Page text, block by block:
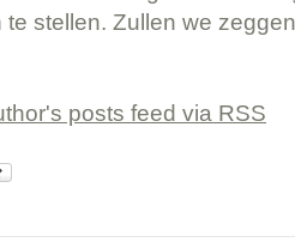
te stellen. Zullen we
posts feed via RSS